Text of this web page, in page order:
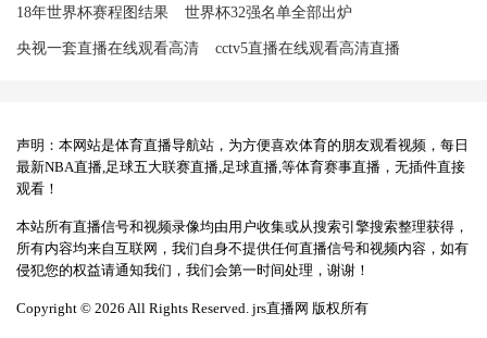
18年世界杯赛程图结果 世界杯32强名单全部出炉
央视一套直播在线观看高清 cctv5直播在线观看高清直播
声明：本网站是体育直播导航站，为方便喜欢体育的朋友观看视频，每日
最新NBA直播,足球五大联赛直播,足球直播,等体育赛事直播，无插件直接
观看！
本站所有直播信号和视频录像均由用户收集或从搜索引擎搜索整理获得，
所有内容均来自互联网，我们自身不提供任何直播信号和视频内容，如有
侵犯您的权益请通知我们，我们会第一时间处理，谢谢！
Copyright © 2026 All Rights Reserved. jrs直播网 版权所有